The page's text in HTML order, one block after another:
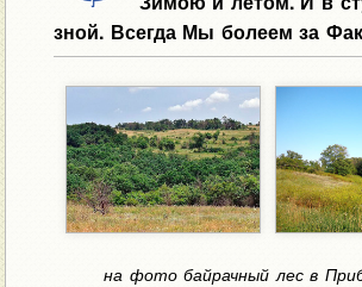
зной. Всегда Мы болеем за
на фото байрачный лес в